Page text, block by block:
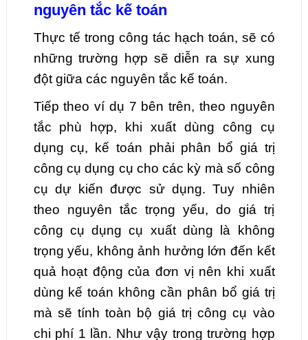
nguyên tắc kế toán
Thực tế trong công tác hạch toán, sẽ có
những trường hợp sẽ diễn ra sự xung
đột giữa các nguyên tắc kế toán.
Tiếp theo ví dụ 7 bên trên, theo nguyên
tắc phù hợp, khi xuất dùng công cụ
dụng cụ, kế toán phải phân bổ giá trị
công cụ dụng cụ cho các kỳ mà số công
cụ dự kiến được sử dụng. Tuy nhiên
theo nguyên tắc trọng yếu, do giá trị
công cụ dụng cụ xuất dùng là không
trọng yếu, không ảnh hưởng lớn đến kết
quả hoạt động của đơn vị nên khi xuất
dùng kế toán không cần phân bổ giá trị
mà sẽ tính toàn bộ giá trị công cụ vào
chi phí 1 lần. Như vậy trong trường hợp